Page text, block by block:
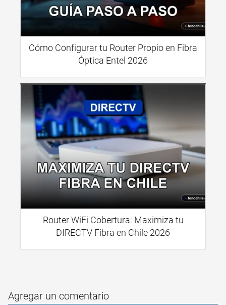
Cómo Configurar tu Router Propio en Fibra
Óptica Entel 2026
Router WiFi Cobertura: Maximiza tu
DIRECTV Fibra en Chile 2026
Agregar un comentario